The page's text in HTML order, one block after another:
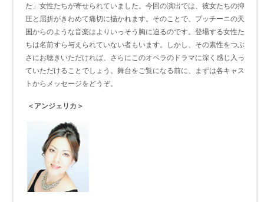
た」女性たちが寄せられていました。今回の演出では、彼女たちの抑
圧と屈折がきわめて痛切に描かれます。そのことで、プッチーニの天
国からのような音楽はよりいっそう胸に迫るのです。登場する女性た
ちは名前すら与えられていない者もいます。しかし、その素性をつぶ
さにお聴きいただければ、さらにこのオペラのドラマに深く感じ入っ
ていただけることでしょう。舞台をご覧になる前に、まずは各キャス
トからメッセージをどうぞ。
＜アンジェリカ＞